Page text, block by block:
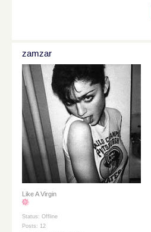
zamzar
Like A Virgin
Status: Offline
Posts: 12